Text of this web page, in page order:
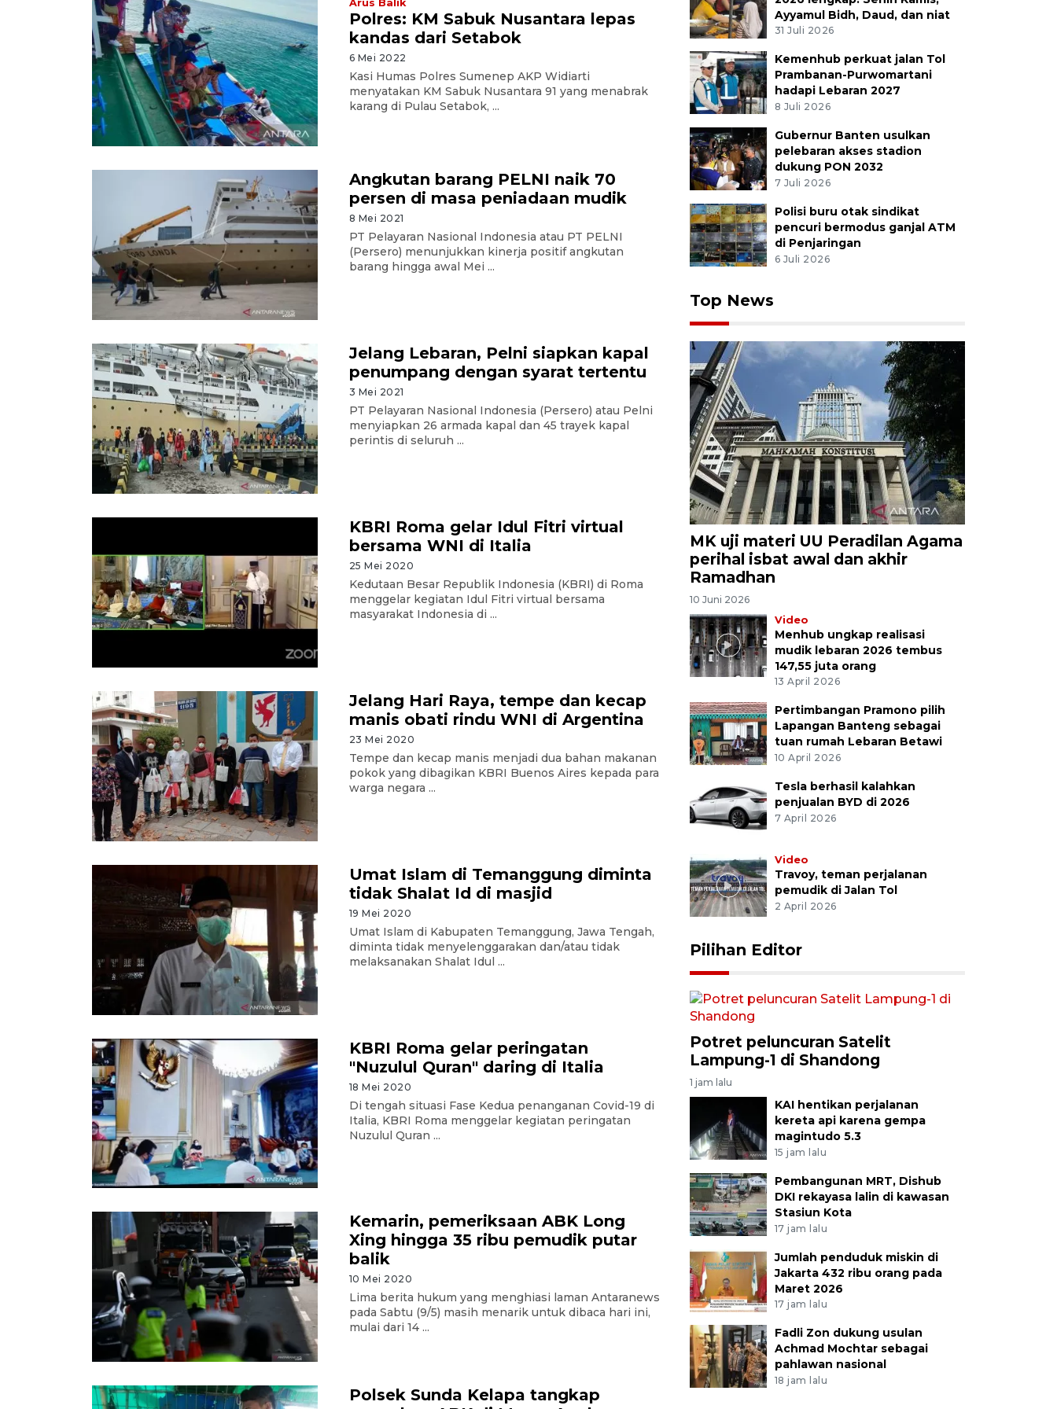
Arus Balik
Polres: KM Sabuk Nusantara lepas
kandas dari Setabok
6 Mei 2022
Kasi Humas Polres Sumenep AKP Widiarti
menyatakan KM Sabuk Nusantara 91 yang menabrak
karang di Pulau Setabok, ...
Angkutan barang PELNI naik 70
persen di masa peniadaan mudik
8 Mei 2021
PT Pelayaran Nasional Indonesia atau PT PELNI
(Persero) menunjukkan kinerja positif angkutan
barang hingga awal Mei ...
Jelang Lebaran, Pelni siapkan kapal
penumpang dengan syarat tertentu
3 Mei 2021
PT Pelayaran Nasional Indonesia (Persero) atau Pelni
menyiapkan 26 armada kapal dan 45 trayek kapal
perintis di seluruh ...
KBRI Roma gelar Idul Fitri virtual
bersama WNI di Italia
25 Mei 2020
Kedutaan Besar Republik Indonesia (KBRI) di Roma
menggelar kegiatan Idul Fitri virtual bersama
masyarakat Indonesia di ...
Jelang Hari Raya, tempe dan kecap
manis obati rindu WNI di Argentina
23 Mei 2020
Tempe dan kecap manis menjadi dua bahan makanan
pokok yang dibagikan KBRI Buenos Aires kepada para
warga negara ...
Umat Islam di Temanggung diminta
tidak Shalat Id di masjid
19 Mei 2020
Umat Islam di Kabupaten Temanggung, Jawa Tengah,
diminta tidak menyelenggarakan dan/atau tidak
melaksanakan Shalat Idul ...
KBRI Roma gelar peringatan
"Nuzulul Quran" daring di Italia
18 Mei 2020
Di tengah situasi Fase Kedua penanganan Covid-19 di
Italia, KBRI Roma menggelar kegiatan peringatan
Nuzulul Quran ...
Kemarin, pemeriksaan ABK Long
Xing hingga 35 ribu pemudik putar
balik
10 Mei 2020
Lima berita hukum yang menghiasi laman Antaranews
pada Sabtu (9/5) masih menarik untuk dibaca hari ini,
mulai dari 14 ...
Polsek Sunda Kelapa tangkap
Ayyamul Bidh, Daud, dan niat
31 Juli 2026
Kemenhub perkuat jalan Tol
Prambanan-Purwomartani
hadapi Lebaran 2027
8 Juli 2026
Gubernur Banten usulkan
pelebaran akses stadion
dukung PON 2032
7 Juli 2026
Polisi buru otak sindikat
pencuri bermodus ganjal ATM
di Penjaringan
6 Juli 2026
Top News
MK uji materi UU Peradilan Agama
perihal isbat awal dan akhir
Ramadhan
10 Juni 2026
Video
Menhub ungkap realisasi
mudik lebaran 2026 tembus
147,55 juta orang
13 April 2026
Pertimbangan Pramono pilih
Lapangan Banteng sebagai
tuan rumah Lebaran Betawi
10 April 2026
Tesla berhasil kalahkan
penjualan BYD di 2026
7 April 2026
Video
Travoy, teman perjalanan
pemudik di Jalan Tol
2 April 2026
Pilihan Editor
Potret peluncuran Satelit
Lampung-1 di Shandong
1 jam lalu
KAI hentikan perjalanan
kereta api karena gempa
magintudo 5.3
15 jam lalu
Pembangunan MRT, Dishub
DKI rekayasa lalin di kawasan
Stasiun Kota
17 jam lalu
Jumlah penduduk miskin di
Jakarta 432 ribu orang pada
Maret 2026
17 jam lalu
Fadli Zon dukung usulan
Achmad Mochtar sebagai
pahlawan nasional
18 jam lalu